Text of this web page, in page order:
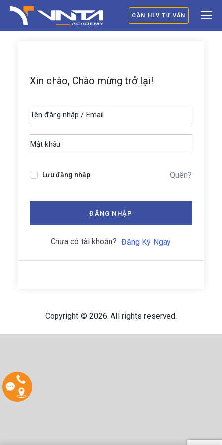
CẦN HLV TƯ VẤN
Xin chào, Chào mừng trở lại!
Lưu đăng nhập Quên?
ĐĂNG NHẬP
Chưa có tài khoản? Đăng Ký Ngay
Copyright © 2026. All rights reserved.